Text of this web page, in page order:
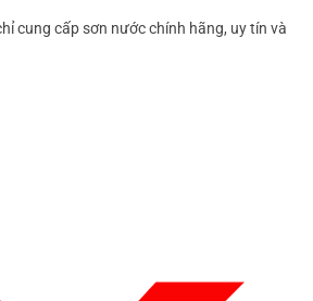
cung cấp sơn nước chính hãng, uy tín và